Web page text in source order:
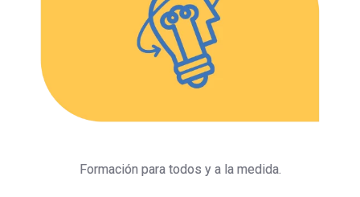
Formación para todos y a la medida.